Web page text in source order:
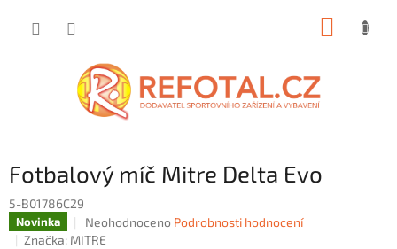
Fotbalový míč Mitre Delta Evo
5-B01786C29
Novinka
Průměrné
hodnocení
Neohodnoceno Podrobnosti hodnocení
Značka: MITRE